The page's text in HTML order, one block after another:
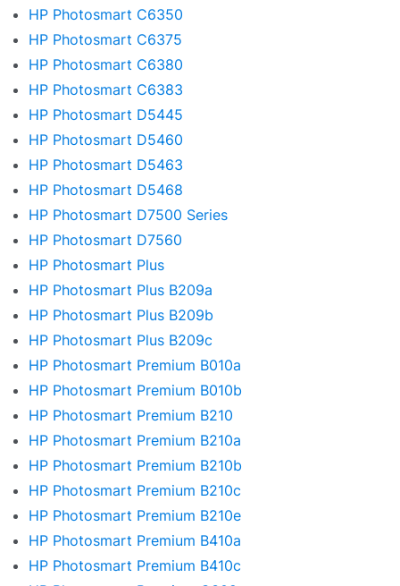
HP Photosmart C6350
HP Photosmart C6375
HP Photosmart C6380
HP Photosmart C6383
HP Photosmart D5445
HP Photosmart D5460
HP Photosmart D5463
HP Photosmart D5468
HP Photosmart D7500 Series
HP Photosmart D7560
HP Photosmart Plus
HP Photosmart Plus B209a
HP Photosmart Plus B209b
HP Photosmart Plus B209c
HP Photosmart Premium B010a
HP Photosmart Premium B010b
HP Photosmart Premium B210
HP Photosmart Premium B210a
HP Photosmart Premium B210b
HP Photosmart Premium B210c
HP Photosmart Premium B210e
HP Photosmart Premium B410a
HP Photosmart Premium B410c